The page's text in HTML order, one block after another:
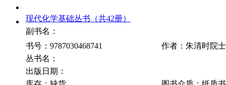
现代化学基础丛书（共42册）
副书名：
书号：9787030468741
作者：朱清时院
丛书名：
出版日期：